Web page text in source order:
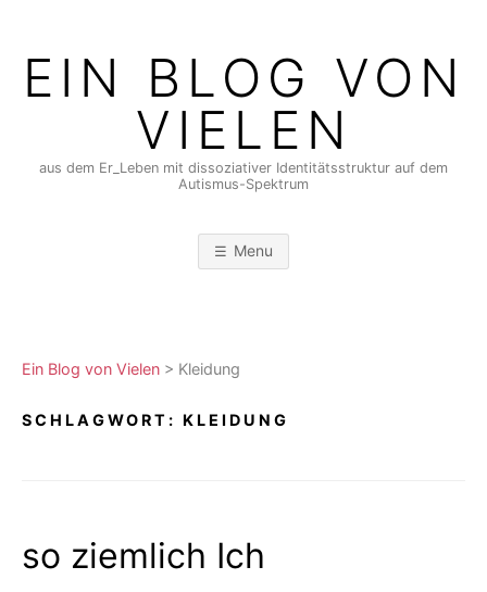
contentEIN BLOG VON
VIELEN
aus dem Er_Leben mit dissoziativer Identitätsstruktur auf dem
Autismus-Spektrum
Menu
Ein Blog von Vielen > Kleidung
SCHLAGWORT: KLEIDUNG
so ziemlich Ich